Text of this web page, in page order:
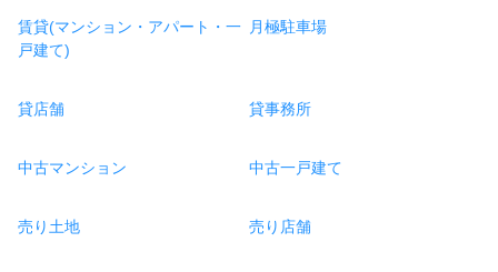
賃貸(マンション・アパート・一
戸建て)
月極駐車場
貸店舗 貸事務所
中古マンション 中古一戸建て
売り土地 売り店舗